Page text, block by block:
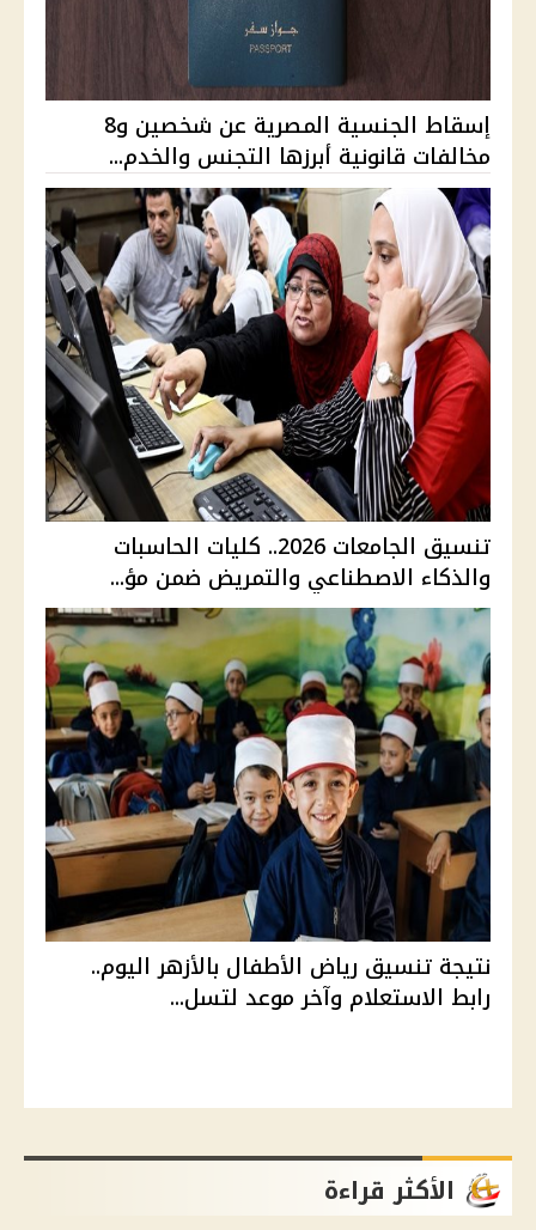
إسقاط الجنسية المصرية عن شخصين و8
مخالفات قانونية أبرزها التجنس والخدم...
تنسيق الجامعات 2026.. كليات الحاسبات
والذكاء الاصطناعي والتمريض ضمن مؤ...
نتيجة تنسيق رياض الأطفال بالأزهر اليوم..
رابط الاستعلام وآخر موعد لتسل...
الأكثر قراءة